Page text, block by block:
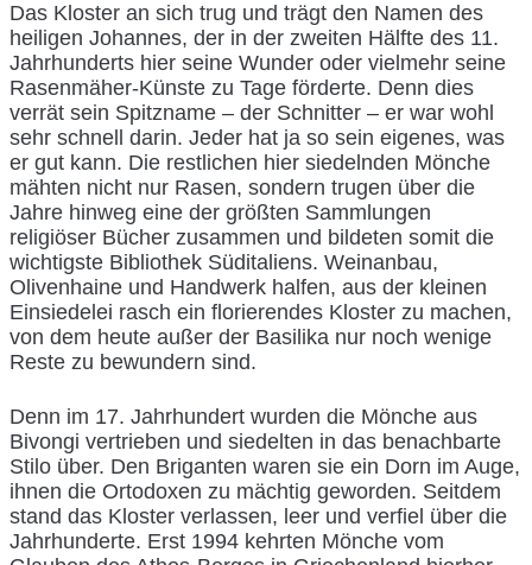
Das Kloster an sich trug und trägt den Namen des
heiligen Johannes, der in der zweiten Hälfte des 11.
Jahrhunderts hier seine Wunder oder vielmehr seine
Rasenmäher-Künste zu Tage förderte. Denn dies
verrät sein Spitzname – der Schnitter – er war wohl
sehr schnell darin. Jeder hat ja so sein eigenes, was
er gut kann. Die restlichen hier siedelnden Mönche
mähten nicht nur Rasen, sondern trugen über die
Jahre hinweg eine der größten Sammlungen
religiöser Bücher zusammen und bildeten somit die
wichtigste Bibliothek Süditaliens. Weinanbau,
Olivenhaine und Handwerk halfen, aus der kleinen
Einsiedelei rasch ein florierendes Kloster zu machen,
von dem heute außer der Basilika nur noch wenige
Reste zu bewundern sind.
Denn im 17. Jahrhundert wurden die Mönche aus
Bivongi vertrieben und siedelten in das benachbarte
Stilo über. Den Briganten waren sie ein Dorn im Auge,
ihnen die Ortodoxen zu mächtig geworden. Seitdem
stand das Kloster verlassen, leer und verfiel über die
Jahrhunderte. Erst 1994 kehrten Mönche vom